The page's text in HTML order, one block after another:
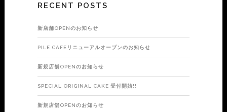
RECENT POSTS
新店舗OPENのお知らせ
PILE CAFEリニューアルオープンのお知らせ
新規店舗OPENのお知らせ
SPECIAL ORIGINAL CAKE 受付開始!!
新規店舗OPENのお知らせ